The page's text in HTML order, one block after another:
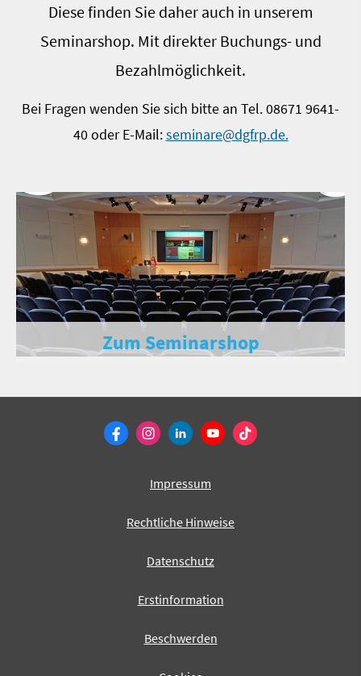
Diese finden Sie daher auch in unserem
Seminarshop. Mit direkter Buchungs- und
Bezahlmöglichkeit.
Bei Fragen wenden Sie sich bitte an Tel. 08671 9641-
40 oder E-Mail:seminare@dgfrp.de.
Zum Seminarshop
Impressum
Rechtliche Hinweise
Datenschutz
Erstinformation
Beschwerden